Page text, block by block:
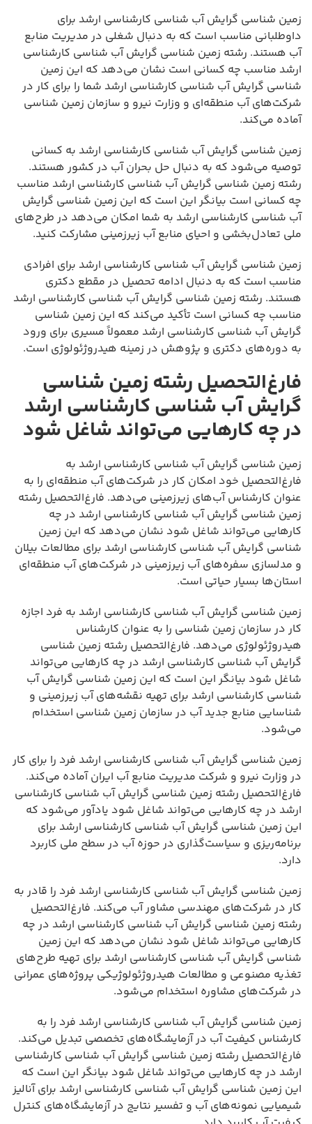
زمین شناسی گرایش آب شناسی کارشناسی ارشد برای
داوطلبانی مناسب است که به دنبال شغلی در مدیریت منابع
آب هستند. رشته زمین شناسی گرایش آب شناسی کارشناسی
ارشد مناسب چه کسانی است نشان می‌دهد که این زمین
شناسی گرایش آب شناسی کارشناسی ارشد شما را برای کار در
شرکت‌های آب منطقه‌ای و وزارت نیرو و سازمان زمین شناسی
آماده می‌کند.
زمین شناسی گرایش آب شناسی کارشناسی ارشد به کسانی
توصیه می‌شود که به دنبال حل بحران آب در کشور هستند.
رشته زمین شناسی گرایش آب شناسی کارشناسی ارشد مناسب
چه کسانی است بیانگر این است که این زمین شناسی گرایش
آب شناسی کارشناسی ارشد به شما امکان می‌دهد در طرح‌های
ملی تعادل‌بخشی و احیای منابع آب زیرزمینی مشارکت کنید.
زمین شناسی گرایش آب شناسی کارشناسی ارشد برای افرادی
مناسب است که به دنبال ادامه تحصیل در مقطع دکتری
هستند. رشته زمین شناسی گرایش آب شناسی کارشناسی ارشد
مناسب چه کسانی است تأکید می‌کند که این زمین شناسی
گرایش آب شناسی کارشناسی ارشد معمولاً مسیری برای ورود
به دوره‌های دکتری و پژوهش در زمینه هیدروژئولوژی است.
فارغ‌التحصیل رشته زمین شناسی
گرایش آب شناسی کارشناسی ارشد
در چه کارهایی می‌تواند شاغل شود
زمین شناسی گرایش آب شناسی کارشناسی ارشد به
فارغ‌التحصیل خود امکان کار در شرکت‌های آب منطقه‌ای را به
عنوان کارشناس آب‌های زیرزمینی می‌دهد. فارغ‌التحصیل رشته
زمین شناسی گرایش آب شناسی کارشناسی ارشد در چه
کارهایی می‌تواند شاغل شود نشان می‌دهد که این زمین
شناسی گرایش آب شناسی کارشناسی ارشد برای مطالعات بیلان
و مدلسازی سفره‌های آب زیرزمینی در شرکت‌های آب منطقه‌ای
استان‌ها بسیار حیاتی است.
زمین شناسی گرایش آب شناسی کارشناسی ارشد به فرد اجازه
کار در سازمان زمین شناسی را به عنوان کارشناس
هیدروژئولوژی می‌دهد. فارغ‌التحصیل رشته زمین شناسی
گرایش آب شناسی کارشناسی ارشد در چه کارهایی می‌تواند
شاغل شود بیانگر این است که این زمین شناسی گرایش آب
شناسی کارشناسی ارشد برای تهیه نقشه‌های آب زیرزمینی و
شناسایی منابع جدید آب در سازمان زمین شناسی استخدام
می‌شود.
زمین شناسی گرایش آب شناسی کارشناسی ارشد فرد را برای کار
در وزارت نیرو و شرکت مدیریت منابع آب ایران آماده می‌کند.
فارغ‌التحصیل رشته زمین شناسی گرایش آب شناسی کارشناسی
ارشد در چه کارهایی می‌تواند شاغل شود یادآور می‌شود که
این زمین شناسی گرایش آب شناسی کارشناسی ارشد برای
برنامه‌ریزی و سیاست‌گذاری در حوزه آب در سطح ملی کاربرد
دارد.
زمین شناسی گرایش آب شناسی کارشناسی ارشد فرد را قادر به
کار در شرکت‌های مهندسی مشاور آب می‌کند. فارغ‌التحصیل
رشته زمین شناسی گرایش آب شناسی کارشناسی ارشد در چه
کارهایی می‌تواند شاغل شود نشان می‌دهد که این زمین
شناسی گرایش آب شناسی کارشناسی ارشد برای تهیه طرح‌های
تغذیه مصنوعی و مطالعات هیدروژئولوژیکی پروژه‌های عمرانی
در شرکت‌های مشاوره استخدام می‌شود.
زمین شناسی گرایش آب شناسی کارشناسی ارشد فرد را به
کارشناس کیفیت آب در آزمایشگاه‌های تخصصی تبدیل می‌کند.
فارغ‌التحصیل رشته زمین شناسی گرایش آب شناسی کارشناسی
ارشد در چه کارهایی می‌تواند شاغل شود بیانگر این است که
این زمین شناسی گرایش آب شناسی کارشناسی ارشد برای آنالیز
شیمیایی نمونه‌های آب و تفسیر نتایج در آزمایشگاه‌های کنترل